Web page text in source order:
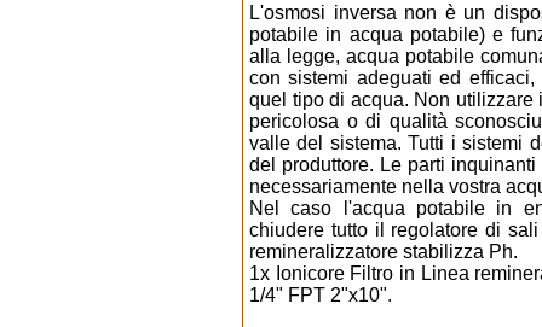
L'osmosi inversa non è un
potabile in acqua potabile) e
alla legge, acqua potabile
con sistemi adeguati ed
quel tipo di acqua. Non
pericolosa o di qualità
valle del sistema. Tutti i sistemi
del produttore. Le parti
necessariamente nella vostra
Nel caso l'acqua potabile in
chiudere tutto il regolatore di
remineralizzatore stabilizza Ph.
1x Ionicore Filtro in Linea
1/4" FPT 2"x10".